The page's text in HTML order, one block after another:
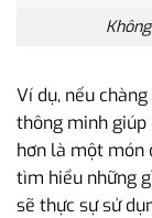
Ví dụ, nếu
thông minh
hơn là một món
tìm hiểu những
sẽ thực sự sử